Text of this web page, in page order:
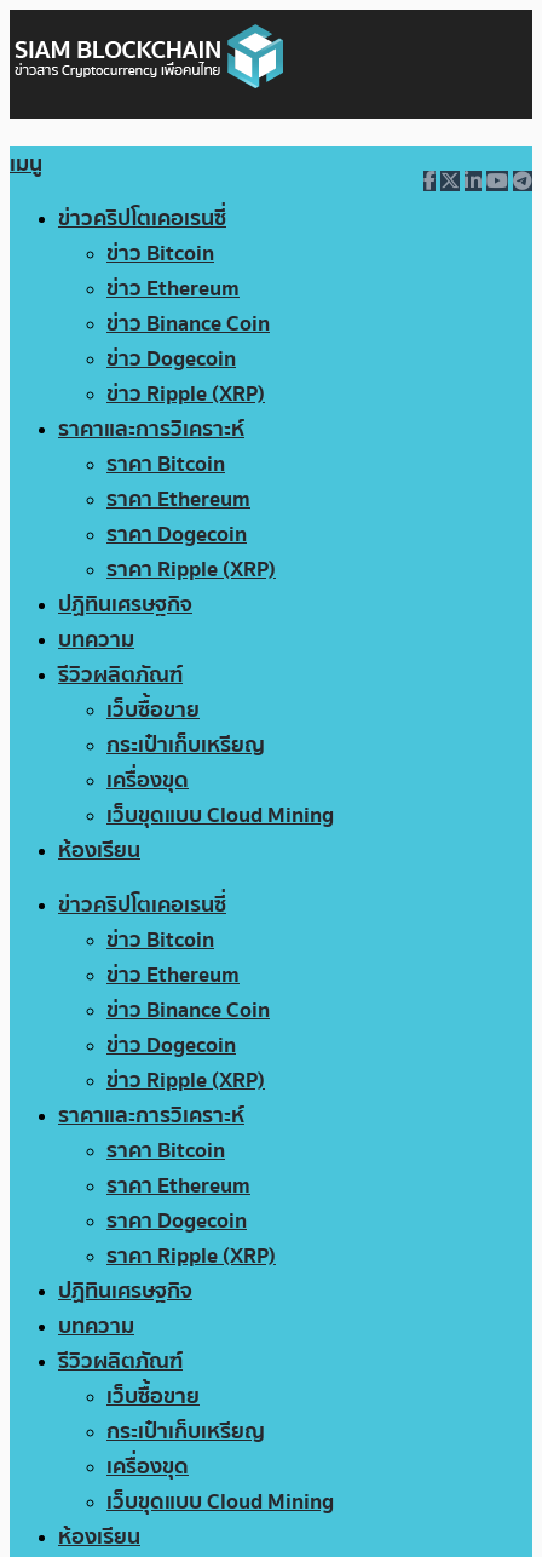
เมนู
ข่าวคริปโตเคอเรนซี่
ข่าว Bitcoin
ข่าว Ethereum
ข่าว Binance Coin
ข่าว Dogecoin
ข่าว Ripple (XRP)
ราคาและการวิเคราะห์
ราคา Bitcoin
ราคา Ethereum
ราคา Dogecoin
ราคา Ripple (XRP)
ปฏิทินเศรษฐกิจ
บทความ
รีวิวผลิตภัณฑ์
เว็บซื้อขาย
กระเป๋าเก็บเหรียญ
เครื่องขุด
เว็บขุดแบบ Cloud Mining
ห้องเรียน
ข่าวคริปโตเคอเรนซี่
ข่าว Bitcoin
ข่าว Ethereum
ข่าว Binance Coin
ข่าว Dogecoin
ข่าว Ripple (XRP)
ราคาและการวิเคราะห์
ราคา Bitcoin
ราคา Ethereum
ราคา Dogecoin
ราคา Ripple (XRP)
ปฏิทินเศรษฐกิจ
บทความ
รีวิวผลิตภัณฑ์
เว็บซื้อขาย
กระเป๋าเก็บเหรียญ
เครื่องขุด
เว็บขุดแบบ Cloud Mining
ห้องเรียน